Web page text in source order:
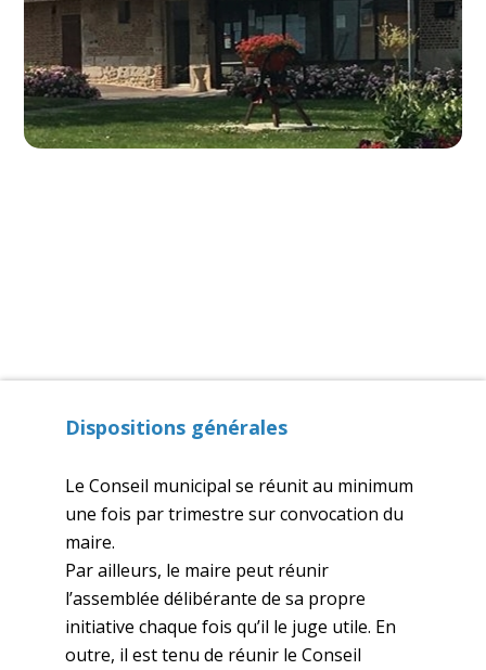
Dispositions générales
Le Conseil municipal se réunit au minimum
une fois par trimestre sur convocation du
maire.
Par ailleurs, le maire peut réunir
l’assemblée délibérante de sa propre
initiative chaque fois qu’il le juge utile. En
outre, il est tenu de réunir le Conseil